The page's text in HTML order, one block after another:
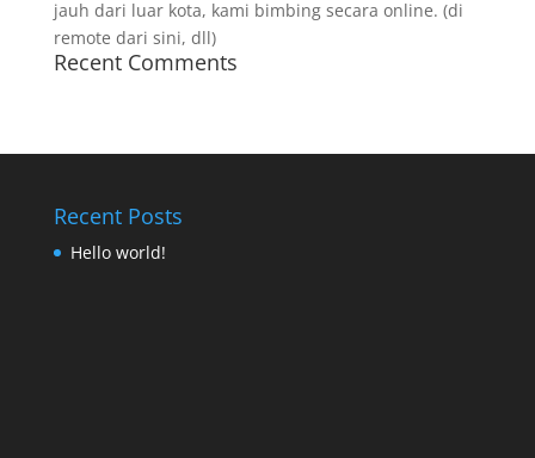
jauh dari luar kota, kami bimbing secara online. (di
remote dari sini, dll)
Recent Comments
Recent Posts
Hello world!